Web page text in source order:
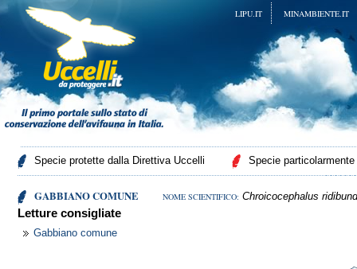
MINAMBIENTE.IT
LIPU.IT
Specie protette dalla Direttiva Uccelli Specie
GABBIANO COMUNE NOME SCIENTIFICO: Chroicocephalus
Letture consigliate
Gabbiano comune